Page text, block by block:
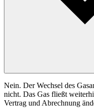
Nein. Der Wechsel des
nicht. Das Gas fließt
Vertrag und Abrechnung